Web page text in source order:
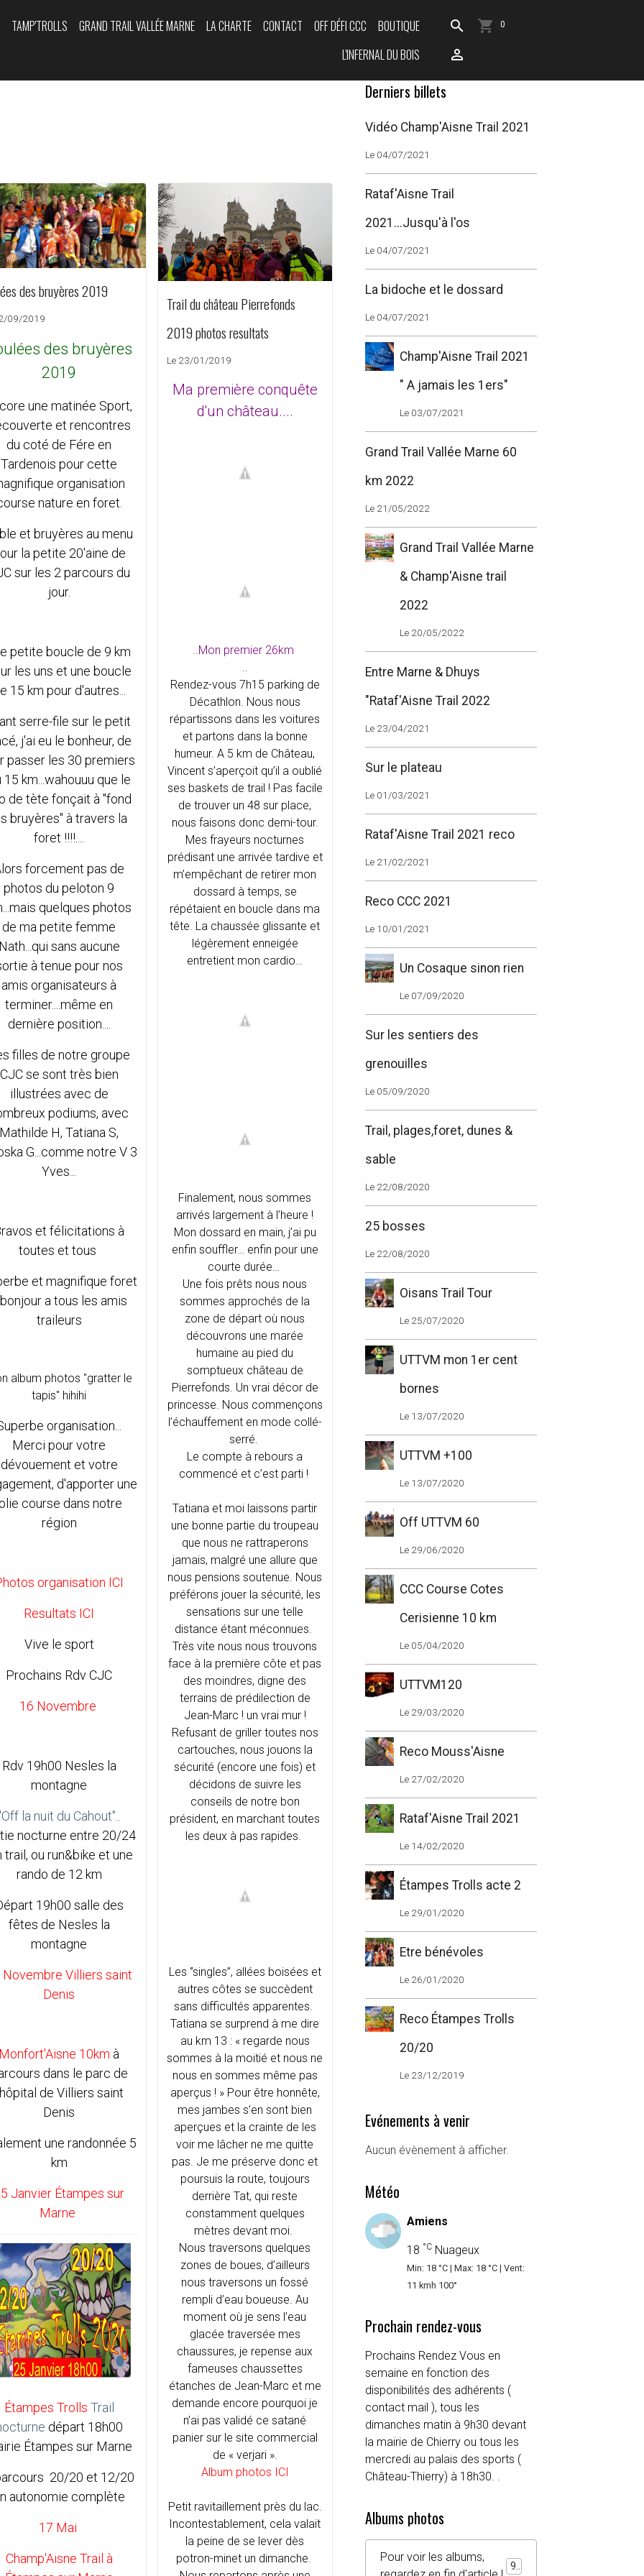
TAMP'TROLLS GRAND TRAIL VALLÉE MARNE LA CHARTE CONTACT OFF DÉFI CCC
BOUTIQUE
L'INFERNAL DU BOIS
0
des bruyères 2019
09/2019
des bruyères
2019
une matinée Sport,
et rencontres
du coté de Fére en
Tardenois pour cette
organisation
nature en foret.
et bruyères au menu
la petite 20'aine de
sur les 2 parcours du
jour.
petite boucle de 9 km
les uns et une boucle
15 km pour d'autres...
serre-file sur le petit
j'ai eu le bonheur, de
passer les 30 premiers
15 km...wahouuu que le
de tète fonçait à "fond
bruyères" à travers la
foret !!!!....
forcement pas de
photos du peloton 9
quelques photos
de ma petite femme
Nath...qui sans aucune
à tenue pour nos
amis organisateurs à
terminer....même en
dernière position....
filles de notre groupe
CJC se sont très bien
illustrées avec de
podiums, avec
Mathilde H, Tatiana S,
G...comme notre V 3
Yves...
et félicitations à
toutes et tous
et magnifique foret
bonjour a tous les amis
traileurs
album photos "gratter le
tapis" hihihi
organisation...
Merci pour votre
dévouement et votre
d'apporter une
course dans notre
région
organisation ICI
Resultats ICI
Vive le sport
Prochains Rdv CJC
16 Novembre
Rdv 19h00 Nesles la
montagne
la nuit du Cahout"
nocturne entre 20/24
trail, ou run&bike et une
rando de 12 km
19h00 salle des
fêtes de Nesles la
montagne
Novembre Villiers saint
Denis
Monfort'Aisne 10km à
dans le parc de
de Villiers saint
Denis
une randonnée 5
km
Janvier Étampes sur
Marne
Étampes Trolls Trail
départ 18h00
Étampes sur Marne
20/20 et 12/20
autonomie complète
17 Mai
Champ'Aisne Trail à
Trail du château Pierrefonds
2019 photos resultats
Le 23/01/2019
Ma première conquête
d'un château....
..Mon premier 26km
..
Rendez-vous 7h15 parking de
Décathlon. Nous nous
répartissons dans les voitures
et partons dans la bonne
humeur. A 5 km de Château,
Vincent s’aperçoit qu’il a oublié
ses baskets de trail ! Pas facile
de trouver un 48 sur place,
nous faisons donc demi-tour.
Mes frayeurs nocturnes
prédisant une arrivée tardive et
m’empêchant de retirer mon
dossard à temps, se
répétaient en boucle dans ma
tête. La chaussée glissante et
légèrement enneigée
entretient mon cardio…
Finalement, nous sommes
arrivés largement à l’heure !
Mon dossard en main, j’ai pu
enfin souffler… enfin pour une
courte durée…
Une fois prêts nous nous
sommes approchés de la
zone de départ où nous
découvrons une marée
humaine au pied du
somptueux château de
Pierrefonds. Un vrai décor de
princesse. Nous commençons
l’échauffement en mode collé-
serré.
Le compte à rebours a
commencé et c’est parti !
Tatiana et moi laissons partir
une bonne partie du troupeau
que nous ne rattraperons
jamais, malgré une allure que
nous pensions soutenue. Nous
préférons jouer la sécurité, les
sensations sur une telle
distance étant méconnues.
Très vite nous nous trouvons
face à la première côte et pas
des moindres, digne des
terrains de prédilection de
Jean-Marc ! un vrai mur !
Refusant de griller toutes nos
cartouches, nous jouons la
sécurité (encore une fois) et
décidons de suivre les
conseils de notre bon
président, en marchant toutes
les deux à pas rapides.
Les ‘’singles’’, allées boisées et
autres côtes se succèdent
sans difficultés apparentes.
Tatiana se surprend à me dire
au km 13 : « regarde nous
sommes à la moitié et nous ne
nous en sommes même pas
aperçus ! » Pour être honnête,
mes jambes s’en sont bien
aperçues et la crainte de les
voir me lâcher ne me quitte
pas. Je me préserve donc et
poursuis la route, toujours
derrière Tat, qui reste
constamment quelques
mètres devant moi.
Nous traversons quelques
zones de boues, d’ailleurs
nous traversons un fossé
rempli d’eau boueuse. Au
moment où je sens l’eau
glacée traversée mes
chaussures, je repense aux
fameuses chaussettes
étanches de Jean-Marc et me
demande encore pourquoi je
n’ai pas validé ce satané
panier sur le site commercial
de « verjari ».
Album photos ICI
Petit ravitaillement près du lac.
Incontestablement, cela valait
la peine de se lever dès
potron-minet un dimanche.
Derniers billets
Vidéo Champ'Aisne Trail 2021
Le 04/07/2021
Rataf'Aisne Trail
2021...Jusqu'à l'os
Le 04/07/2021
La bidoche et le dossard
Le 04/07/2021
Champ'Aisne Trail 2021
" A jamais les 1ers"
Le 03/07/2021
Grand Trail Vallée Marne 60
km 2022
Le 21/05/2022
Grand Trail Vallée Marne
& Champ'Aisne trail
2022
Le 20/05/2022
Entre Marne & Dhuys
"Rataf'Aisne Trail 2022
Le 23/04/2021
Sur le plateau
Le 01/03/2021
Rataf'Aisne Trail 2021 reco
Le 21/02/2021
Reco CCC 2021
Le 10/01/2021
Un Cosaque sinon rien
Le 07/09/2020
Sur les sentiers des
grenouilles
Le 05/09/2020
Trail, plages,foret, dunes &
sable
Le 22/08/2020
25 bosses
Le 22/08/2020
Oisans Trail Tour
Le 25/07/2020
UTTVM mon 1er cent
bornes
Le 13/07/2020
UTTVM +100
Le 13/07/2020
Off UTTVM 60
Le 29/06/2020
CCC Course Cotes
Cerisienne 10 km
Le 05/04/2020
UTTVM120
Le 29/03/2020
Reco Mouss'Aisne
Le 27/02/2020
Rataf'Aisne Trail 2021
Le 14/02/2020
Étampes Trolls acte 2
Le 29/01/2020
Etre bénévoles
Le 26/01/2020
Reco Étampes Trolls
20/20
Le 23/12/2019
Evénements à venir
Aucun évènement à afficher.
Météo
Amiens
18 °CNuageux
Min: 18 °C | Max: 18 °C | Vent:
11 kmh 100°
Prochain rendez-vous
Prochains Rendez Vous en
semaine en fonction des
disponibilités des adhérents (
contact mail ), tous les
dimanches matin à 9h30 devant
la mairie de Chierry ou tous les
mercredi au palais des sports (
Château-Thierry) à 18h30. .
Albums photos
Pour voir les albums,